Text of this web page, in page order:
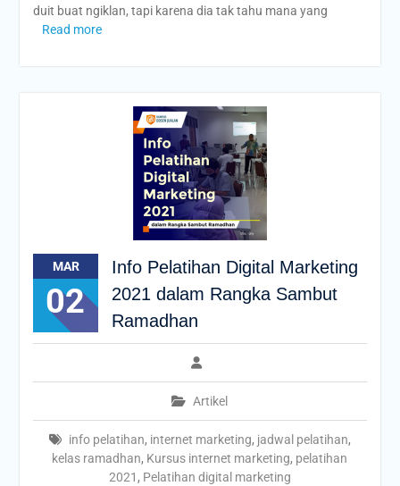
duit buat ngiklan, tapi karena dia tak tahu mana yang
Read more
MAR
02
Info Pelatihan Digital Marketing
2021 dalam Rangka Sambut
Ramadhan
Artikel
info pelatihan, internet marketing, jadwal pelatihan,
kelas ramadhan, Kursus internet marketing, pelatihan
2021 , Pelatihan digital marketing